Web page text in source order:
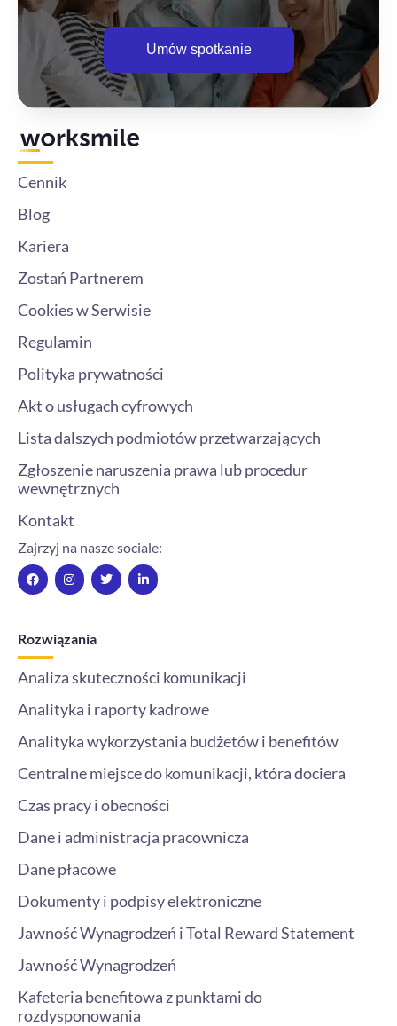
Umów spotkanie
Cennik
Blog
Kariera
Zostań Partnerem
Cookies w Serwisie
Regulamin
Polityka prywatności
Akt o usługach cyfrowych
Lista dalszych podmiotów przetwarzających
Zgłoszenie naruszenia prawa lub procedur
wewnętrznych
Kontakt
Zajrzyj na nasze sociale:
F
a
c
o
k
I
n
s
r
T
w
i
L
i
n
-
i
Rozwiązania
Analiza skuteczności komunikacji
Analityka i raporty kadrowe
Analityka wykorzystania budżetów i benefitów
Centralne miejsce do komunikacji, która dociera
Czas pracy i obecności
Dane i administracja pracownicza
Dane płacowe
Dokumenty i podpisy elektroniczne
Jawność Wynagrodzeń i Total Reward Statement
Jawność Wynagrodzeń
Kafeteria benefitowa z punktami do
rozdysponowania